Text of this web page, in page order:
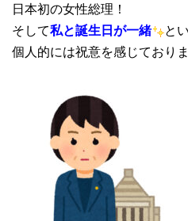
日本初の女性総理！
そして私と誕生日が一緒
と
個人的には祝意を感じておりま